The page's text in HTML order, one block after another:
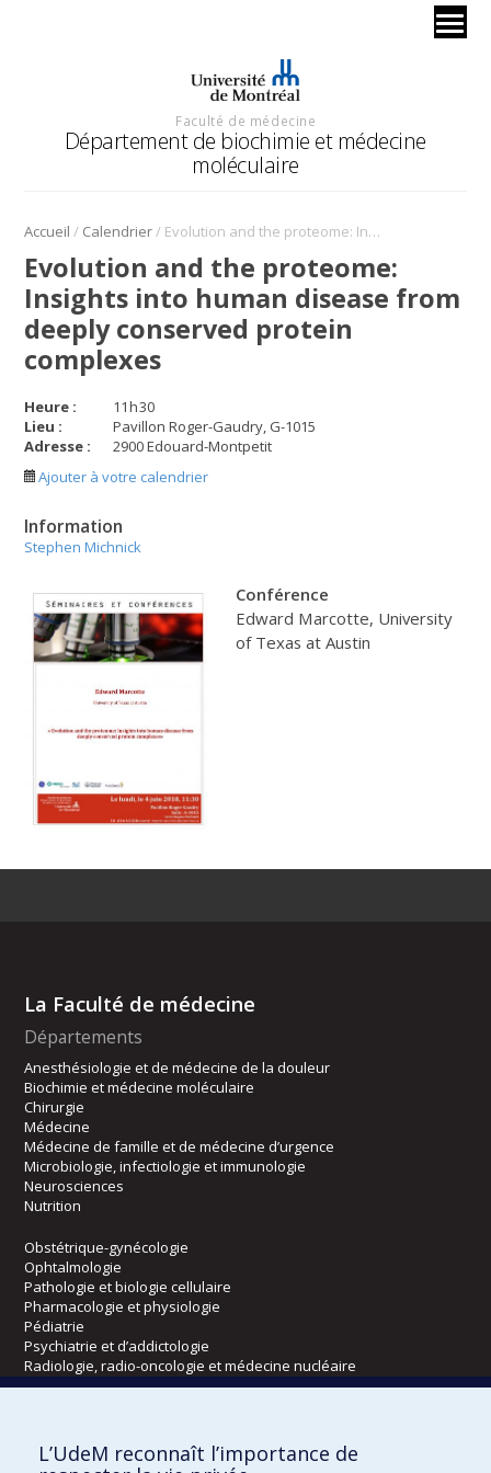
Faculté de médecine
Département de biochimie et médecine
moléculaire
Accueil / Calendrier/ Evolution and the proteome: Insights into human disease from deeply conserved protein complexes
Evolution and the proteome:
Insights into human disease from
deeply conserved protein
complexes
Heure : 11h30
Lieu :
Pavillon Roger-Gaudry, G-1015
Adresse :
2900 Edouard-Montpetit
Ajouter à votre calendrier
Information
Stephen Michnick
Conférence
Edward Marcotte, University
of Texas at Austin
La Faculté de médecine
Départements
Anesthésiologie et de médecine de la douleur
Biochimie et médecine moléculaire
Chirurgie
Médecine
Médecine de famille et de médecine d’urgence
Microbiologie, infectiologie et immunologie
Neurosciences
Nutrition
Obstétrique-gynécologie
Ophtalmologie
Pathologie et biologie cellulaire
Pharmacologie et physiologie
Pédiatrie
Psychiatrie et d’addictologie
Radiologie, radio-oncologie et médecine nucléaire
L’UdeM reconnaît l’importance de